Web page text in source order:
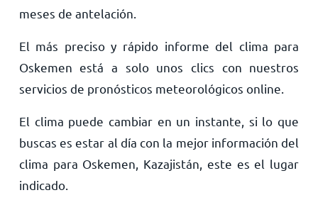
meses de antelación.
El más preciso y rápido informe del clima para
Oskemen está a solo unos clics con nuestros
servicios de pronósticos meteorológicos online.
El clima puede cambiar en un instante, si lo que
buscas es estar al día con la mejor información del
clima para Oskemen, Kazajistán, este es el lugar
indicado.